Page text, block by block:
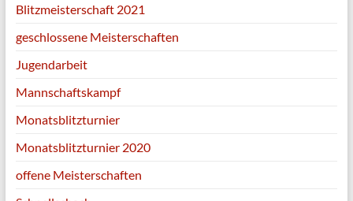
Blitzmeisterschaft 2021
geschlossene Meisterschaften
Jugendarbeit
Mannschaftskampf
Monatsblitzturnier
Monatsblitzturnier 2020
offene Meisterschaften